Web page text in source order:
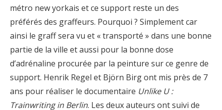
métro new yorkais et ce support reste un des
préférés des graffeurs. Pourquoi ? Simplement car
ainsi le graff sera vu et « transporté » dans une bonne
partie de la ville et aussi pour la bonne dose
d’adrénaline procurée par la peinture sur ce genre de
support. Henrik Regel et Björn Birg ont mis près de 7
ans pour réaliser le documentaire Unlike U :
Trainwriting in Berlin. Les deux auteurs ont suivi de